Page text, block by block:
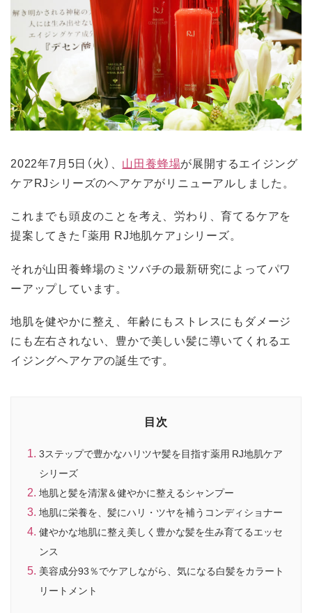
2022年7月5日（火）、 山田養蜂場が展開するエイジング
ケアRJシリーズのヘアケアがリニューアルしました。
これまでも頭皮のことを考え、労わり、育てるケアを
提案してきた「薬用 RJ地肌ケア」シリーズ。
それが山田養蜂場のミツバチの最新研究によってパワ
ーアップしています。
地肌を健やかに整え、年齢にもストレスにもダメージ
にも左右されない、豊かで美しい髪に導いてくれるエ
イジングヘアケアの誕生です。
目次
3ステップで豊かなハリツヤ髪を目指す薬用 RJ地肌ケア
シリーズ
地肌と髪を清潔＆健やかに整えるシャンプー
地肌に栄養を、髪にハリ・ツヤを補うコンディショナー
健やかな地肌に整え美しく豊かな髪を生み育てるエッセ
ンス
美容成分93％でケアしながら、気になる白髪をカラート
リートメント